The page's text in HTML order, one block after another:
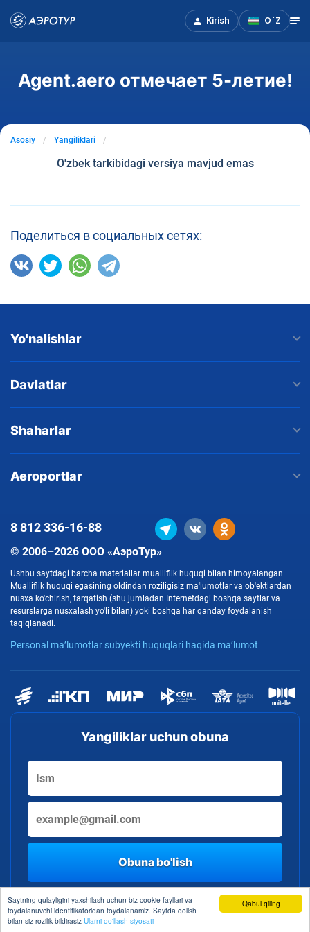
Qabul qiling
Saytning qulayligini yaxshilash uchun biz cookie fayllari va
foydalanuvchi identifikatoridan foydalanamiz. Saytda qolish
bilan siz rozilik bildirasiz Ularni qo'llash siyosati
Kirish O`Z
Agent.aero отмечает 5-летие!
Asosiy Yangiliklari
O'zbek tarkibidagi versiya mavjud emas
Поделиться в социальных сетях:
Yo'nalishlar
Davlatlar
Shaharlar
Aeroportlar
Yangiliklar uchun obuna
Obuna bo'lish
© 2006–2026 ООО «АэроТур»
Ushbu saytdagi barcha materiallar mualliflik huquqi bilan himoyalangan.
Mualliflik huquqi egasining oldindan roziligisiz ma'lumotlar va ob'ektlardan
nusxa ko'chirish, tarqatish (shu jumladan Internetdagi boshqa saytlar va
resurslarga nusxalash yo'li bilan) yoki boshqa har qanday foydalanish
taqiqlanadi.
Personal ma’lumotlar subyekti huquqlari haqida ma’lumot
8 812336-16-88